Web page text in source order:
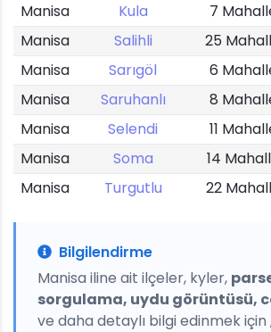
Manisa
Kula 7
Manisa
Salihli 25
Manisa
Sarıgöl 6
Manisa
Saruhanlı 8
Manisa
Selendi 11
Manisa
Soma 14
Manisa
Turgutlu 22
Bilgilendirme
Manisa iline ait ilçeler, kyler,
sorgulama, uydu görüntüsü,
ve daha detaylı bilgi edinmek için